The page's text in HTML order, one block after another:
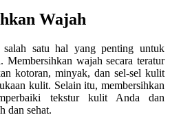
Wajah
salah satu hal yang penting untuk
Membersihkan wajah secara teratur
kotoran, minyak, dan sel-sel kulit
kulit. Selain itu, membersihkan
tekstur kulit Anda dan
dan sehat.